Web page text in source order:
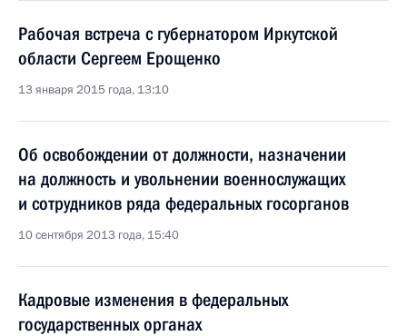
Рабочая встреча с губернатором Иркутской
области Сергеем Ерощенко
13 января 2015 года, 13:10
Об освобождении от должности, назначении
на должность и увольнении военнослужащих
и сотрудников ряда федеральных госорганов
10 сентября 2013 года, 15:40
Кадровые изменения в федеральных
государственных органах